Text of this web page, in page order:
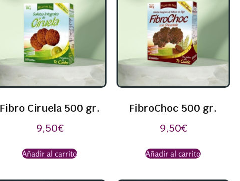
Fibro Ciruela 500 gr.
9,50€
Añadir al carrito
FibroChoc 500 gr.
9,50€
Añadir al carrito